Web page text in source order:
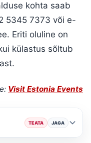
kohta saab
5345 7373 või e-
Eriti oluline on
külastus sõltub
Visit Estonia Events
TEATA JAGA